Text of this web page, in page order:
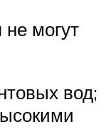
могут
вод;